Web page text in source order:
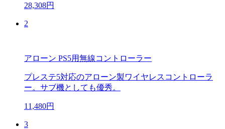
28,308円
2
アローン PS5用無線コントローラー
プレステ5対応のアローン製ワイヤレスコントローラ
ー。サブ機としても優秀。
11,480円
3